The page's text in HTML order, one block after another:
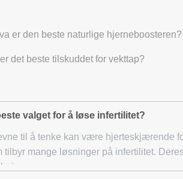
er den beste naturlige hjerneboosteren?
det beste tilskuddet for vekttap?
valget for å løse infertilitet?
til å tenke kan være hjerteskjærende
tilbyr mange løsninger på infertilitet.
m